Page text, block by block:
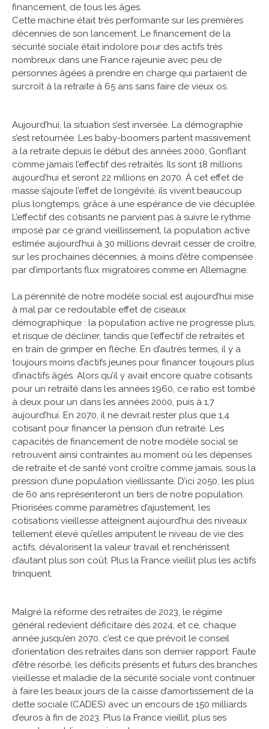
financement, de tous les âges.
Cette machine était très performante sur les premières
décennies de son lancement. Le financement de la
sécurité sociale était indolore pour des actifs très
nombreux dans une France rajeunie avec peu de
personnes âgées à prendre en charge qui partaient de
surcroît à la retraite à 65 ans sans faire de vieux os.
Aujourd’hui, la situation s’est inversée. La démographie
s’est retournée. Les baby-boomers partent massivement
à la retraite depuis le début des années 2000, Gonflant
comme jamais l’effectif des retraités. Ils sont 18 millions
aujourd’hui et seront 22 millions en 2070. À cet effet de
masse s’ajoute l’effet de longévité, ils vivent beaucoup
plus longtemps, grâce à une espérance de vie décuplée.
L’effectif des cotisants ne parvient pas à suivre le rythme
imposé par ce grand vieillissement, la population active
estimée aujourd’hui à 30 millions devrait cesser de croître,
sur les prochaines décennies, à moins d’être compensée
par d’importants flux migratoires comme en Allemagne.
La pérennité de notre modèle social est aujourd’hui mise
à mal par ce redoutable effet de ciseaux
démographique : la population active ne progresse plus,
et risque de décliner, tandis que l’effectif de retraités et
en train de grimper en flèche. En d’autres termes, il y a
toujours moins d’actifs jeunes pour financer toujours plus
d’inactifs âgés. Alors qu’il y avait encore quatre cotisants
pour un retraité dans les années 1960, ce ratio est tombé
à deux pour un dans les années 2000, puis à 1,7
aujourd’hui. En 2070, il ne devrait rester plus que 1,4
cotisant pour financer la pension d’un retraité. Les
capacités de financement de notre modèle social se
retrouvent ainsi contraintes au moment où les dépenses
de retraite et de santé vont croître comme jamais, sous la
pression d’une population vieillissante. D’ici 2050, les plus
de 60 ans représenteront un tiers de notre population.
Priorisées comme paramètres d’ajustement, les
cotisations vieillesse atteignent aujourd’hui des niveaux
tellement élevé qu’elles amputent le niveau de vie des
actifs, dévalorisent la valeur travail et renchérissent
d’autant plus son coût. Plus la France vieillit plus les actifs
trinquent.
Malgré la réforme des retraites de 2023, le régime
général redevient déficitaire dès 2024, et ce, chaque
année jusqu’en 2070, c’est ce que prévoit le conseil
d’orientation des retraites dans son dernier rapport. Faute
d’être résorbé, les déficits présents et futurs des branches
vieillesse et maladie de la sécurité sociale vont continuer
à faire les beaux jours de la caisse d’amortissement de la
dette sociale (CADES) avec un encours de 150 milliards
d’euros à fin de 2023. Plus la France vieillit, plus ses